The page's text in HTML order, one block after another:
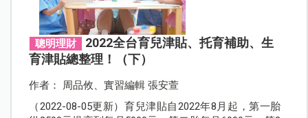
聰明理財
2022全台育兒津貼、托育補助、生
育津貼總整理！（下）
作者： 周品攸、實習編輯 張安萱
（2022-08-05更新）育兒津貼自2022年8月起，第一胎